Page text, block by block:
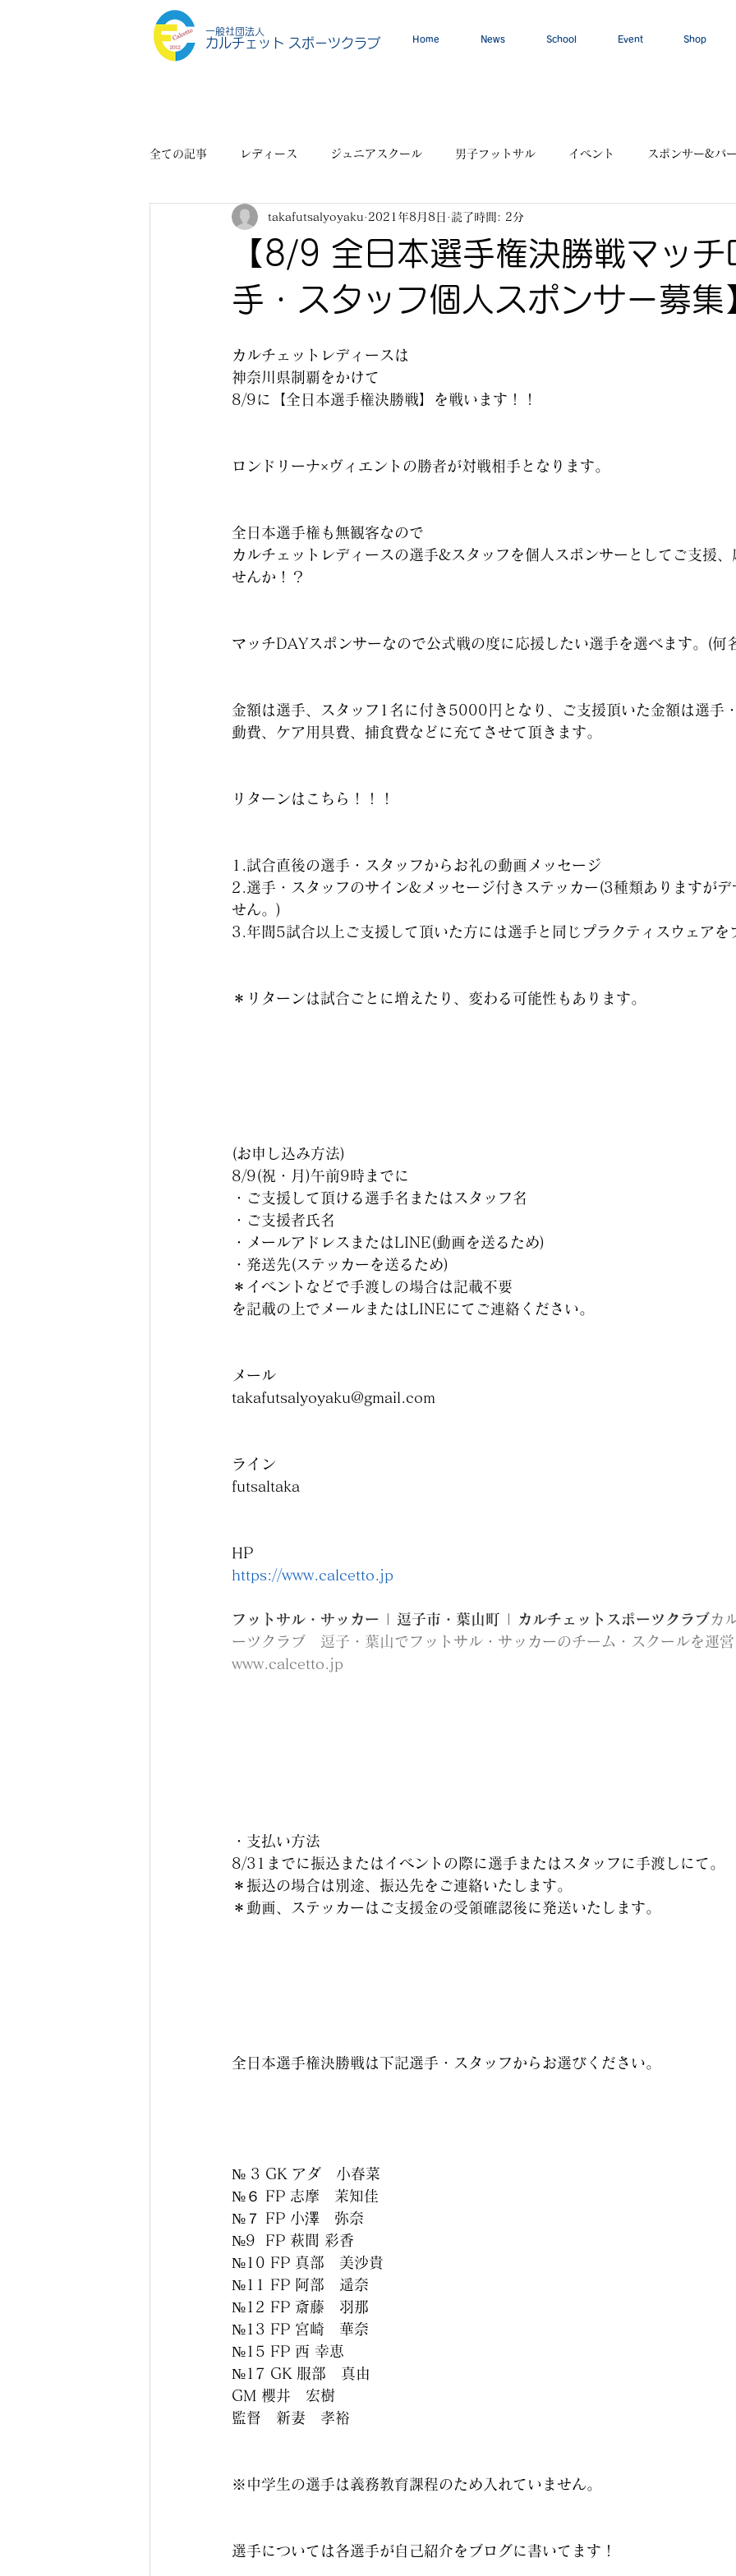
Home News School Event Shop
一般社団法人
カルチェット スポーツクラブ
全ての記事 レディース ジュニアスクール 男子フットサル イベント スポンサー&パ
スポーツショップ その他
【8/9 全日本選手権決勝戦マッ
手・スタッフ個人スポンサー募集
takafutsalyoyaku 2021年8月8日 読了時間: 2分
カルチェットレディースは
神奈川県制覇をかけて
8/9に【全日本選手権決勝戦】を戦います！！
ロンドリーナ×ヴィエントの勝者が対戦相手となります。
全日本選手権も無観客なので
カルチェットレディースの選手&スタッフを個人スポンサーとしてご支援、
せんか！？
マッチDAYスポンサーなので公式戦の度に応援したい選手を選べます。(何
金額は選手、スタッフ1名に付き5000円となり、ご支援頂いた金額は選手
動費、ケア用具費、捕食費などに充てさせて頂きます。
リターンはこちら！！！
1.試合直後の選手・スタッフからお礼の動画メッセージ
2.選手・スタッフのサイン&メッセージ付きステッカー(3種類ありますがデ
せん。)
3.年間5試合以上ご支援して頂いた方には選手と同じプラクティスウェアを
＊リターンは試合ごとに増えたり、変わる可能性もあります。
(お申し込み方法)
8/9(祝・月)午前9時までに
・ご支援して頂ける選手名またはスタッフ名
・ご支援者氏名
・メールアドレスまたはLINE(動画を送るため)
・発送先(ステッカーを送るため)
＊イベントなどで手渡しの場合は記載不要
を記載の上でメールまたはLINEにてご連絡ください。
メール
takafutsalyoyaku@gmail.com
ライン
futsaltaka
HP
https://www.calcetto.jp
フットサル・サッカー | 逗子市・葉山町 | カルチェットスポーツクラブカ
ーツクラブ　逗子・葉山でフットサル・サッカーのチーム・スクールを運営
www.calcetto.jp
・支払い方法
8/31までに振込またはイベントの際に選手またはスタッフに手渡しにて。
＊振込の場合は別途、振込先をご連絡いたします。
＊動画、ステッカーはご支援金の受領確認後に発送いたします。
全日本選手権決勝戦は下記選手・スタッフからお選びください。
№ 3 GK アダ　小春菜
№６ FP 志摩　茉知佳
№７ FP 小澤　弥奈
№9  FP 萩間 彩香
№10 FP 真部　美沙貴
№11 FP 阿部　遥奈
№12 FP 斎藤　羽那
№13 FP 宮崎　華奈
№15 FP 西 幸恵
№17 GK 服部　真由
GM 櫻井　宏樹
監督　新妻　孝裕
※中学生の選手は義務教育課程のため入れていません。
選手については各選手が自己紹介をブログに書いてます！